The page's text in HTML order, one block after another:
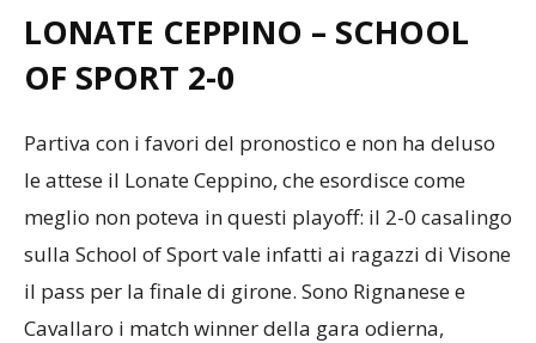
LONATE CEPPINO – SCHOOL
OF SPORT 2-0
Partiva con i favori del pronostico e non ha deluso
le attese il Lonate Ceppino, che esordisce come
meglio non poteva in questi playoff: il 2-0 casalingo
sulla School of Sport vale infatti ai ragazzi di Visone
il pass per la finale di girone. Sono Rignanese e
Cavallaro i match winner della gara odierna,